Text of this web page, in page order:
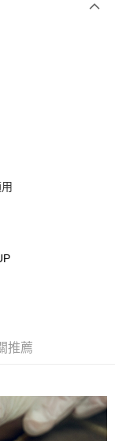
無須另外申請。
轉到大哥付的交易
日，確認付款後即完
大直營門市／銀行轉
。
，可透過四大超商／
推薦